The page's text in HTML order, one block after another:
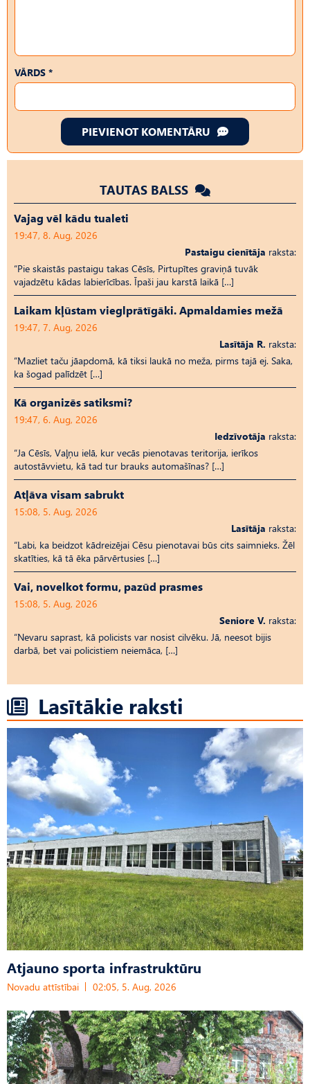
VĀRDS *
PIEVIENOT KOMENTĀRU
TAUTAS BALSS
Vajag vēl kādu tualeti
19:47, 8. Aug, 2026
Pastaigu cienītāja raksta:
“Pie skaistās pastaigu takas Cēsīs, Pirtupītes graviņā tuvāk
vajadzētu kādas labierīcības. Īpaši jau karstā laikā […]
Laikam kļūstam vieglprātīgāki. Apmaldamies mežā
19:47, 7. Aug, 2026
Lasītāja R. raksta:
“Mazliet taču jāapdomā, kā tiksi laukā no meža, pirms tajā ej. Saka,
ka šogad palīdzēt […]
Kā organizēs satiksmi?
19:47, 6. Aug, 2026
Iedzīvotāja raksta:
“Ja Cēsīs, Vaļņu ielā, kur vecās pienotavas teritorija, ierīkos
autostāvvietu, kā tad tur brauks automašīnas? […]
Atļāva visam sabrukt
15:08, 5. Aug, 2026
Lasītāja raksta:
“Labi, ka beidzot kādreizējai Cēsu pienotavai būs cits saimnieks. Žēl
skatīties, kā tā ēka pārvērtusies […]
Vai, novelkot formu, pazūd prasmes
15:08, 5. Aug, 2026
Seniore V. raksta:
“Nevaru saprast, kā policists var nosist cilvēku. Jā, neesot bijis
darbā, bet vai policistiem neiemāca, […]
Lasītākie raksti
Atjauno sporta infrastruktūru
Novadu attīstībai 02:05, 5. Aug, 2026